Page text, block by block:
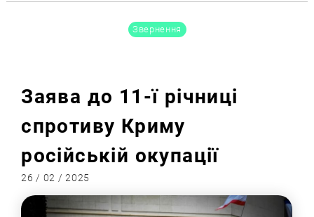
Звернення
Заява до 11-ї річниці
спротиву Криму
російській окупації
26 / 02 / 2025